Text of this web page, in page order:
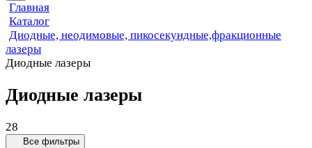
Главная
Каталог
Диодные, неодимовые, пикосекундные,фракционные
лазеры
Диодные лазеры
Диодные лазеры
28
Все фильтры